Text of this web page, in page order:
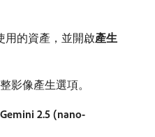
用的資產，並開啟​產生
影像產生選項。
Gemini 2.5 (nano-